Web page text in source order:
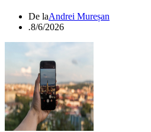
De laAndrei Mureșan
.8/6/2026